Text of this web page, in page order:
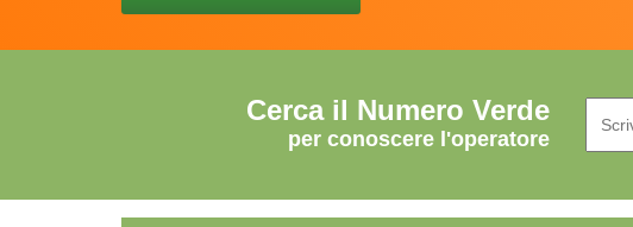
Cerca il Numero Verde
per conoscere l'operatore